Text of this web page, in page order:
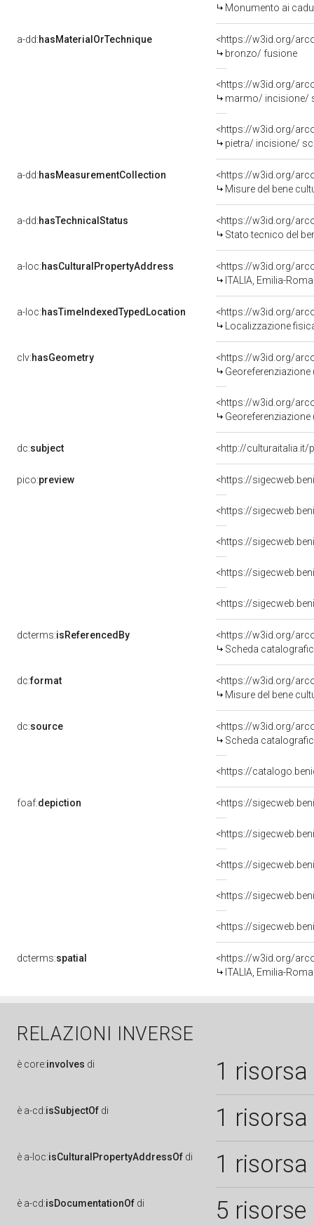
Monumento ai
a-dd:hasMaterialOrTechnique
<https://w3id.org/
bronzo/ fusione
<https://w3id.org/
marmo/ incisione/
<https://w3id.org/
pietra/ incisione/
a-dd:hasMeasurementCollection
<https://w3id.org/
Misure del bene
a-dd:hasTechnicalStatus
<https://w3id.org/
Stato tecnico del
a-loc:hasCulturalPropertyAddress
<https://w3id.org/
ITALIA, Emilia-
a-loc:hasTimeIndexedTypedLocation
<https://w3id.org/
Localizzazione
clv:hasGeometry
<https://w3id.org/
Georeferenziazione
<https://w3id.org/
dc:subject <http://culturaitalia.it/
pico:preview <https://
<https://
<https://
<https://
<https://
dcterms:isReferencedBy
<https://w3id.org/
Scheda
dc:format
<https://w3id.org/
Misure del bene
dc:source
<https://w3id.org/
Scheda
<https://
foaf:depiction <https://
<https://
<https://
<https://
<https://
dcterms:spatial
<https://w3id.org/
ITALIA, Emilia-
RELAZIONI INVERSE
è core:involves di 1 risorsa
è a-cd:isSubjectOf di 1 risorsa
è a-loc:isCulturalPropertyAddressOf di 1 risorsa
è a-cd:isDocumentationOf di 5 risorse